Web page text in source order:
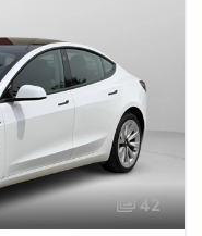
42